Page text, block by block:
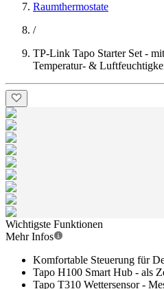
Raumthermostate
/
TP-Link Tapo Starter Set -
Temperatur- &
Wichtigste Funktionen
Mehr Infos
Komfortable Steuerung für
Tapo H100 Smart Hub - als
Tapo T310 Wettersensor -